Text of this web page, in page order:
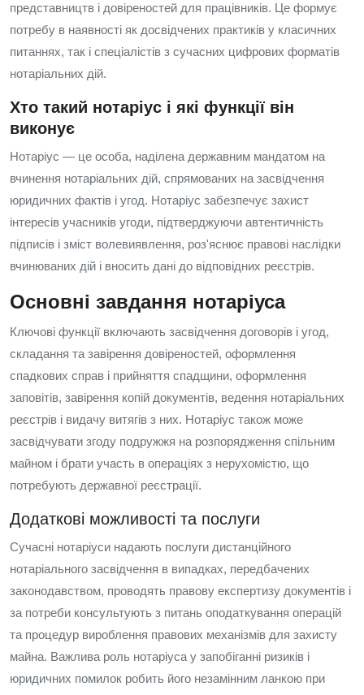
представництв і довіреностей для працівників. Це формує
потребу в наявності як досвідчених практиків у класичних
питаннях, так і спеціалістів з сучасних цифрових форматів
нотаріальних дій.
Хто такий нотаріус і які функції він
виконує
Нотаріус — це особа, наділена державним мандатом на
вчинення нотаріальних дій, спрямованих на засвідчення
юридичних фактів і угод. Нотаріус забезпечує захист
інтересів учасників угоди, підтверджуючи автентичність
підписів і зміст волевиявлення, роз'яснює правові наслідки
вчинюваних дій і вносить дані до відповідних реєстрів.
Основні завдання нотаріуса
Ключові функції включають засвідчення договорів і угод,
складання та завірення довіреностей, оформлення
спадкових справ і прийняття спадщини, оформлення
заповітів, завірення копій документів, ведення нотаріальних
реєстрів і видачу витягів з них. Нотаріус також може
засвідчувати згоду подружжя на розпорядження спільним
майном і брати участь в операціях з нерухомістю, що
потребують державної реєстрації.
Додаткові можливості та послуги
Сучасні нотаріуси надають послуги дистанційного
нотаріального засвідчення в випадках, передбачених
законодавством, проводять правову експертизу документів і
за потреби консультують з питань оподаткування операцій
та процедур вироблення правових механізмів для захисту
майна. Важлива роль нотаріуса у запобіганні ризиків і
юридичних помилок робить його незамінним ланкою при